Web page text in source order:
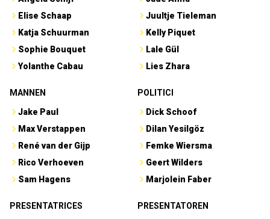
Elise Schaap
Katja Schuurman
Sophie Bouquet
Yolanthe Cabau
Juultje Tieleman
Kelly Piquet
Lale Gül
Lies Zhara
MANNEN
Jake Paul
Max Verstappen
René van der Gijp
Rico Verhoeven
Sam Hagens
POLITICI
Dick Schoof
Dilan Yesilgöz
Femke Wiersma
Geert Wilders
Marjolein Faber
PRESENTATRICES
PRESENTATOREN